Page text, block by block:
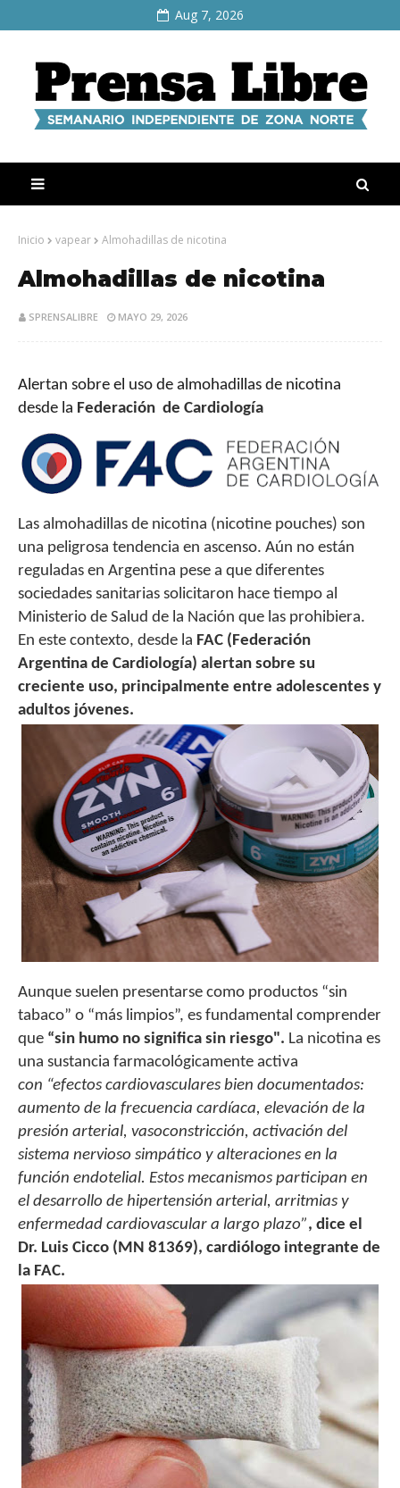
Aug 7, 2026
Inicio vapear Almohadillas de nicotina
Almohadillas de nicotina
SPRENSALIBRE MAYO 29, 2026
Alertan sobre el uso de almohadillas de nicotina
desde la Federación de Cardiología
Las almohadillas de nicotina (nicotine pouches) son
una peligrosa tendencia en ascenso. Aún no están
reguladas en Argentina pese a que diferentes
sociedades sanitarias solicitaron hace tiempo al
Ministerio de Salud de la Nación que las prohibiera.
En este contexto, desde la FAC (Federación
Argentina de Cardiología) alertan sobre su
creciente uso, principalmente entre adolescentes y
adultos jóvenes.
Aunque suelen presentarse como productos “sin
tabaco” o “más limpios”, es fundamental comprender
que “sin humo no significa sin riesgo". La nicotina es
una sustancia farmacológicamente activa
con “efectos cardiovasculares bien documentados:
aumento de la frecuencia cardíaca, elevación de la
presión arterial, vasoconstricción, activación del
sistema nervioso simpático y alteraciones en la
función endotelial. Estos mecanismos participan en
el desarrollo de hipertensión arterial, arritmias y
enfermedad cardiovascular a largo plazo”, dice el
Dr. Luis Cicco (MN 81369), cardiólogo integrante de
la FAC.